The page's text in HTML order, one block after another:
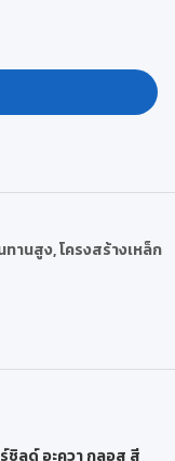
ทานสูง,โครงสร้างเหล็ก